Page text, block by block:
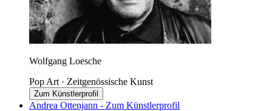
Wolfgang Loesche
Pop Art · Zeitgenössische Kunst
Zum Künstlerprofil
Andrea Ottenjann - Zum Künstlerprofil